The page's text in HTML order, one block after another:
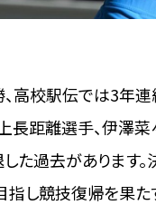
高校駅伝では3年
距離選手、伊澤菜
た過去があります
指し競技復帰を果た